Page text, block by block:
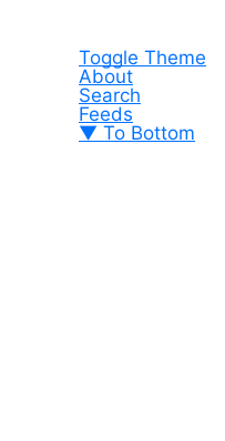
Toggle Theme
About
Search
Feeds
▼ To Bottom